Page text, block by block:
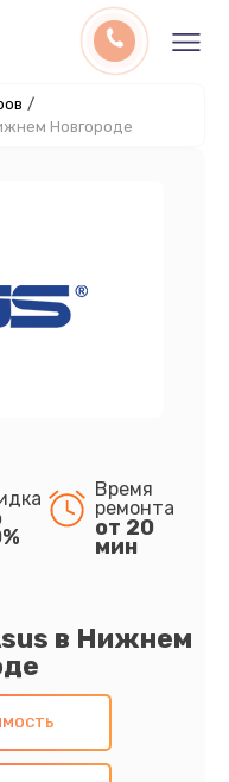
/
Новгороде
в Нижнем
Время
ремонта
от 20
мин